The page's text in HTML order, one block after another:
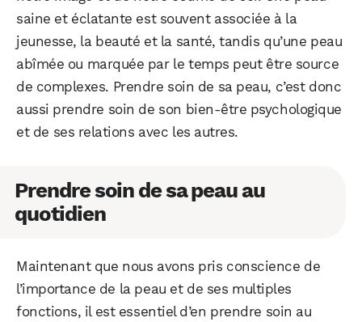
saine et éclatante est souvent associée à la
jeunesse, la beauté et la santé, tandis qu’une peau
abîmée ou marquée par le temps peut être source
de complexes. Prendre soin de sa peau, c’est donc
aussi prendre soin de son bien-être psychologique
et de ses relations avec les autres.
Prendre soin de sa peau au
quotidien
Maintenant que nous avons pris conscience de
l’importance de la peau et de ses multiples
fonctions, il est essentiel d’en prendre soin au